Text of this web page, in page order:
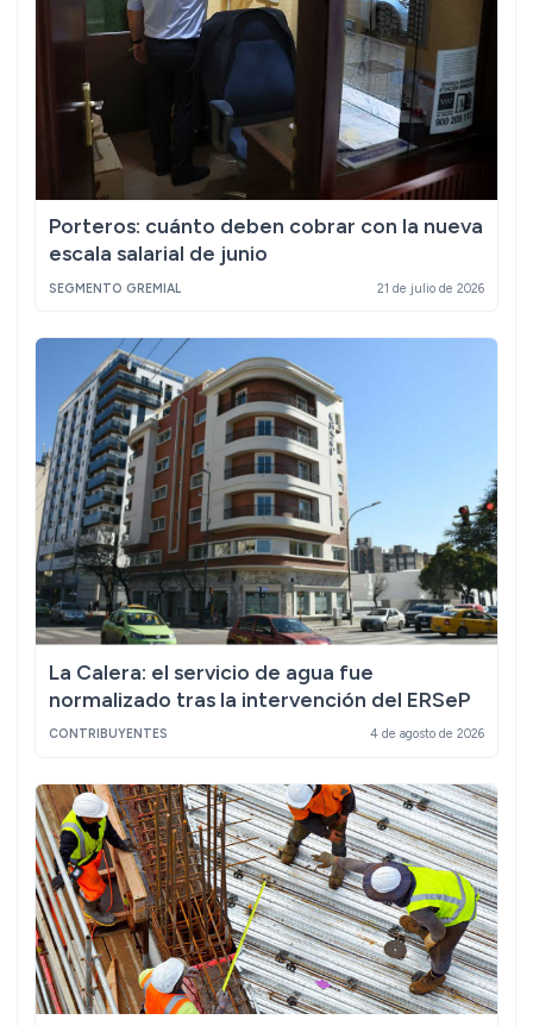
Porteros: cuánto deben cobrar con la nueva
escala salarial de junio
SEGMENTO GREMIAL 21 de julio de 2026
La Calera: el servicio de agua fue
normalizado tras la intervención del ERSeP
CONTRIBUYENTES 4 de agosto de 2026